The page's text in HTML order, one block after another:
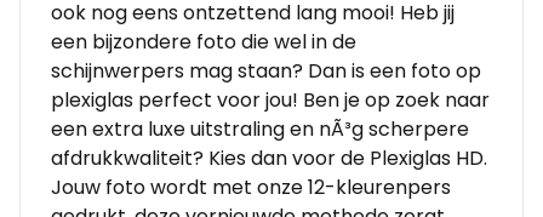
ook nog eens ontzettend lang mooi! Heb jij
een bijzondere foto die wel in de
schijnwerpers mag staan? Dan is een foto op
plexiglas perfect voor jou! Ben je op zoek naar
een extra luxe uitstraling en nÃ³g scherpere
afdrukkwaliteit? Kies dan voor de Plexiglas HD.
Jouw foto wordt met onze 12-kleurenpers